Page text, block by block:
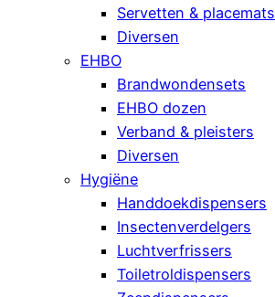
Servetten & placemats
Diversen
EHBO
Brandwondensets
EHBO dozen
Verband & pleisters
Diversen
Hygiëne
Handdoekdispensers
Insectenverdelgers
Luchtverfrissers
Toiletroldispensers